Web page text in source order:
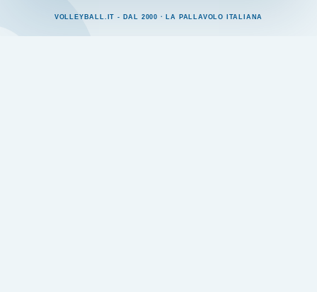
VOLLEYBALL.IT - DAL 2000 · LA PALLAVOLO ITALIANA